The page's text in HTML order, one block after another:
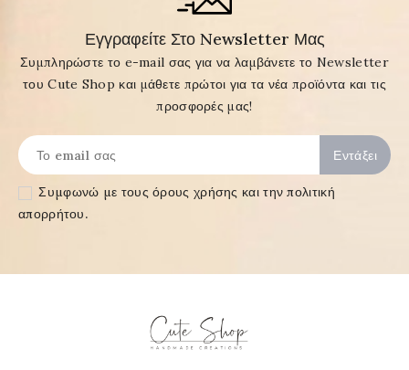
Εγγραφείτε Στο Newsletter Μας
Συμπληρώστε το e-mail σας για να λαμβάνετε το Newsletter
του Cute Shop και μάθετε πρώτοι για τα νέα προϊόντα και τις
προσφορές μας!
Συμφωνώ με τουςόρους χρήσης και την πολιτική
απορρήτου.